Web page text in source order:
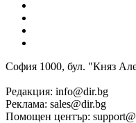
София 1000, бул. "Княз
Редакция: info@dir.bg
Реклама: sales@dir.bg
Помощен център: